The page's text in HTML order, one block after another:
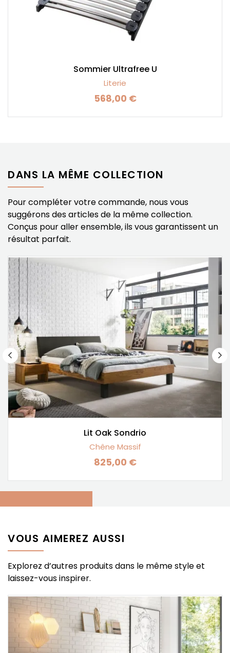
Sommier Ultrafree U
Literie
Prix
568,00 €
DANS LA MÊME COLLECTION
Pour compléter votre commande, nous vous
suggérons des articles de la même collection.
Conçus pour aller ensemble, ils vous garantissent un
résultat parfait.
Lit Oak Sondrio
Chêne Massif
Prix
825,00 €
VOUS AIMEREZ AUSSI
Explorez d’autres produits dans le même style et
laissez-vous inspirer.